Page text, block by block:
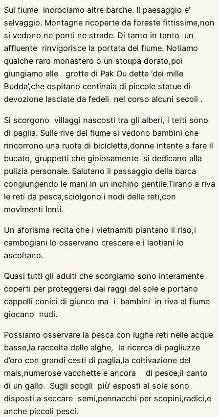
Sul fiume incrociamo altre barche. Il paesaggio e’
selvaggio. Montagne ricoperte da foreste fittissime,non
si vedono ne ponti ne strade. Di tanto in tanto un
affluente rinvigorisce la portata del fiume. Notiamo
qualche raro monastero o un stoupa dorato,poi
giungiamo alle grotte di Pak Ou dette ‘dei mille
Budda’,che ospitano centinaia di piccole statue di
devozione lasciate da fedeli nel corso alcuni secoli .
Si scorgono villaggi nascosti tra gli alberi, i tetti sono
di paglia. Sulle rive del fiume si vedono bambini che
rincorrono una ruota di bicicletta,donne intente a fare il
bucato, gruppetti che gioiosamente si dedicano alla
pulizia personale. Salutano il passaggio della barca
congiungendo le mani in un inchino gentile.Tirano a riva
le reti da pesca,sciolgono i nodi delle reti,con
movimenti lenti.
Un aforisma recita che i vietnamiti piantano il riso,i
cambogiani lo osservano crescere e i laotiani lo
ascoltano.
Quasi tutti gli adulti che scorgiamo sono interamente
coperti per proteggersi dai raggi del sole e portano
cappelli conici di giunco ma i bambini in riva al fiume
giocano nudi.
Possiamo osservare la pesca con lughe reti nelle acque
basse,la raccolta delle alghe, la ricerca di pagliuzze
d’oro con grandi cesti di paglia,la coltivazione del
mais,numerose vacchette e ancora di pesce,il canto
di un gallo. Sugli scogli più’ esposti al sole sono
disposti a seccare semi,pennacchi per scopini,radici,e
anche piccoli pesci.